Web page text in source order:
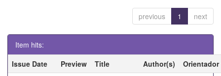
previous 1 next
Item hits:
Issue Date
Preview Title Author(s)
Orientador